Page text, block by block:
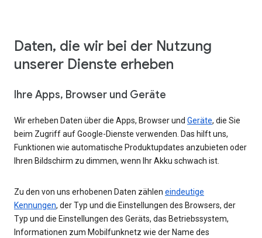
Daten, die wir bei der Nutzung
unserer Dienste erheben
Ihre Apps, Browser und Geräte
Wir erheben Daten über die Apps, Browser und Geräte, die Sie
beim Zugriff auf Google-Dienste verwenden. Das hilft uns,
Funktionen wie automatische Produktupdates anzubieten oder
Ihren Bildschirm zu dimmen, wenn Ihr Akku schwach ist.
Zu den von uns erhobenen Daten zählen eindeutige
Kennungen, der Typ und die Einstellungen des Browsers, der
Typ und die Einstellungen des Geräts, das Betriebssystem,
Informationen zum Mobilfunknetz wie der Name des